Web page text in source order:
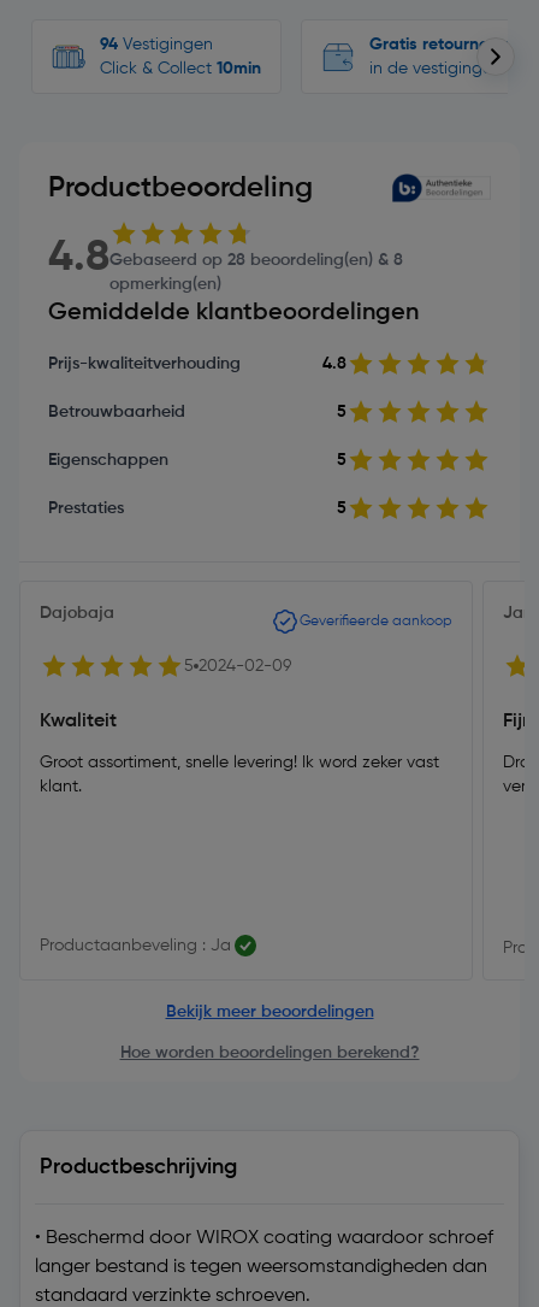
94 Vestigingen
Click & Collect 10min
Gratis retourneren
in de vestigingen
Productbeoordeling
4.8Gebaseerd op 28 beoordeling(en) & 8
opmerking(en)
Gemiddelde klantbeoordelingen
Prijs-kwaliteitverhouding 4.8
Betrouwbaarheid 5
Eigenschappen 5
Prestaties 5
Dajobaja Geverifieerde aankoop
5 2024-02-09
Kwaliteit
Groot assortiment, snelle levering! Ik word zeker vast
klant.
Productaanbeveling : Ja
Bekijk meer beoordelingen
Hoe worden beoordelingen berekend?
Productbeschrijving
• Beschermd door WIROX coating waardoor schroef
langer bestand is tegen weersomstandigheden dan
standaard verzinkte schroeven.